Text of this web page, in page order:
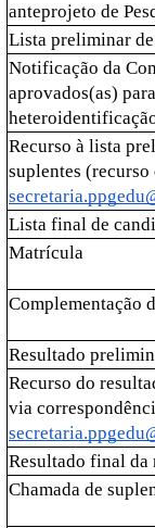
anteprojeto de
Lista preliminar
Notificação da
aprovados(as)
Recurso à lista
Lista final de
Matrícula
Complementação
Resultado
Recurso do
Resultado final da
Chamada de